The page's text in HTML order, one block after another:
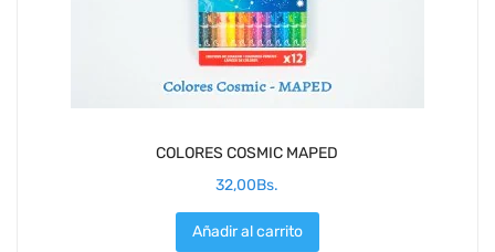
COLORES COSMIC MAPED
32,00Bs.
Añadir al carrito